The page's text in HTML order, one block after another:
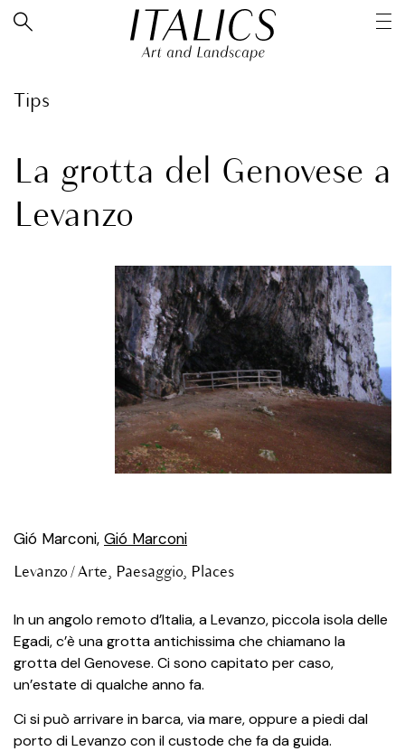
Tips
La grotta del Genovese a
Levanzo
In un angolo remoto d’Italia, a Levanzo, piccola isola delle
Egadi, c’è una grotta antichissima che chiamano la
grotta del Genovese. Ci sono capitato per caso,
un’estate di qualche anno fa.
Ci si può arrivare in barca, via mare, oppure a piedi dal
porto di Levanzo con il custode che fa da guida.
Gió Marconi, Gió Marconi
Levanzo /Arte, Paesaggio, Places